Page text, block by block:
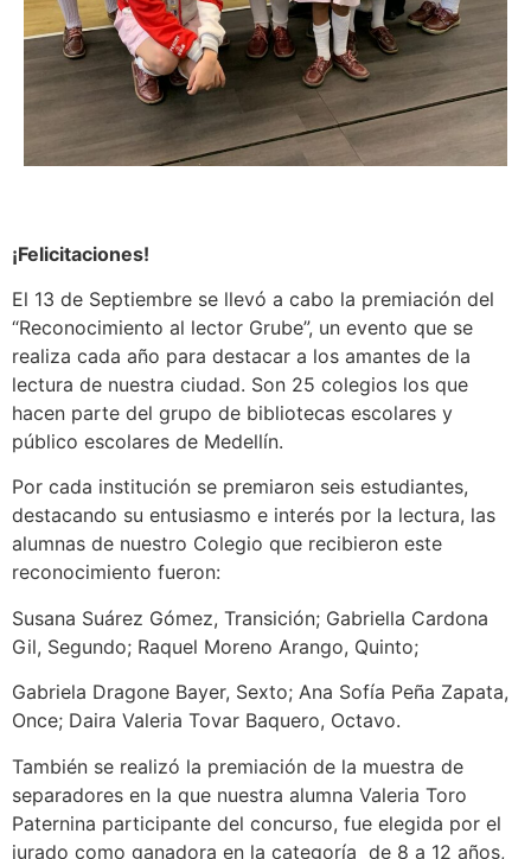
¡Felicitaciones!
El 13 de Septiembre se llevó a cabo la premiación del
“Reconocimiento al lector Grube”, un evento que se
realiza cada año para destacar a los amantes de la
lectura de nuestra ciudad. Son 25 colegios los que
hacen parte del grupo de bibliotecas escolares y
público escolares de Medellín.
Por cada institución se premiaron seis estudiantes,
destacando su entusiasmo e interés por la lectura, las
alumnas de nuestro Colegio que recibieron este
reconocimiento fueron:
Susana Suárez Gómez, Transición; Gabriella Cardona
Gil, Segundo; Raquel Moreno Arango, Quinto;
Gabriela Dragone Bayer, Sexto; Ana Sofía Peña Zapata,
Once; Daira Valeria Tovar Baquero, Octavo.
También se realizó la premiación de la muestra de
separadores en la que nuestra alumna Valeria Toro
Paternina participante del concurso, fue elegida por el
jurado como ganadora en la categoría de 8 a 12 años,